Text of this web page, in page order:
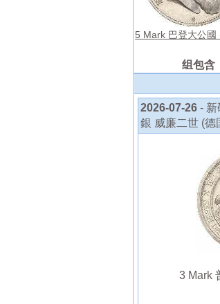
5 Mark 巴登大公
组包含
2026-07-26 - 新
銀 威廉二世 (德
3 Mark